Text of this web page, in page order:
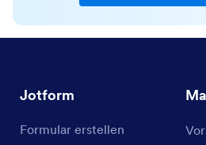
Jotform
Formular erstellen